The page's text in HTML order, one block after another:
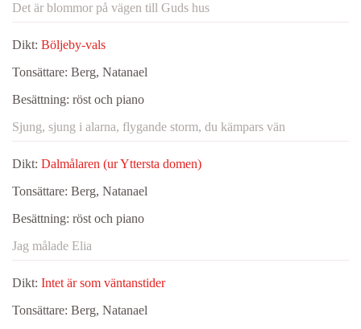
Det är blommor på vägen till Guds hus
Dikt: Böljeby-vals
Tonsättare: Berg, Natanael
Besättning: röst och piano
Sjung, sjung i alarna, flygande storm, du kämpars vän
Dikt: Dalmålaren (ur Yttersta domen)
Tonsättare: Berg, Natanael
Besättning: röst och piano
Jag målade Elia
Dikt: Intet är som väntanstider
Tonsättare: Berg, Natanael